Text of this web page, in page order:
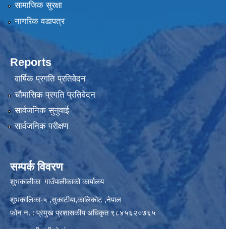
सामाजिक सुरक्षा
नागरिक वडापत्र
Reports
वार्षिक प्रगति प्रतिवेदन
चौमासिक प्रगति प्रतिवेदन
सार्वजनिक सुनुवाई
सार्वजनिक परीक्षण
सम्पर्क विवरण
शुभकालीका गाउँपालीकाको कार्यालय
शूभकालिका-५ ,सुकाटीया,कालिकोट ,नेपाल
फोन न. : प्रमुख प्रशासकीय अधिकृत ९८४५६२०७६५